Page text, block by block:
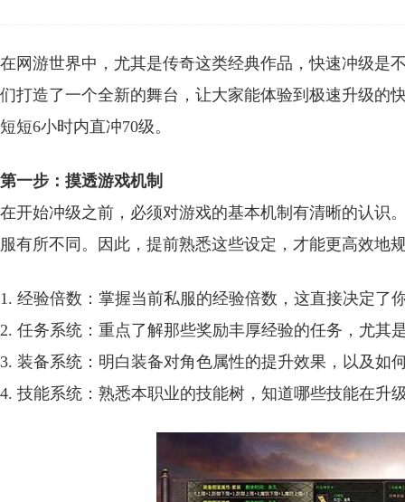
在网游世界中，尤其是传奇这类经典作品，快速冲级是
们打造了一个全新的舞台，让大家能体验到极速升级的
短短6小时内直冲70级。
第一步：摸透游戏机制
在开始冲级之前，必须对游戏的基本机制有清晰的认识
服有所不同。因此，提前熟悉这些设定，才能更高效地
1. 经验倍数：掌握当前私服的经验倍数，这直接决定了
2. 任务系统：重点了解那些奖励丰厚经验的任务，尤其
3. 装备系统：明白装备对角色属性的提升效果，以及如
4. 技能系统：熟悉本职业的技能树，知道哪些技能在升